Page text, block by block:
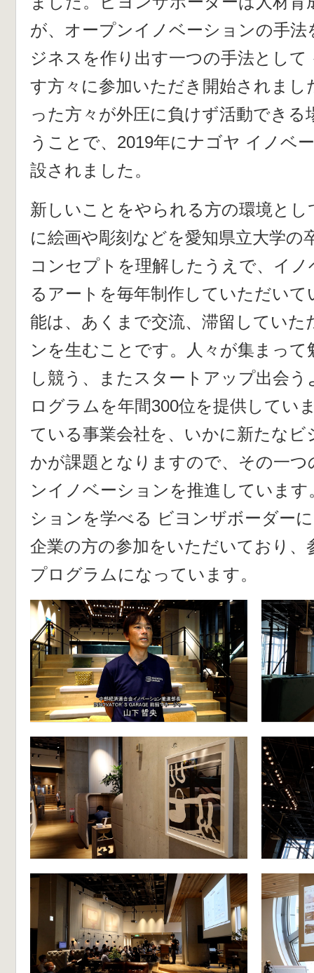
が、オープンイノベーションの手
ジネスを作り出す一つの手法とし
す方々に参加いただき開始されまし
った方々が外圧に負けず活動できる
うことで、2019年にナゴヤ イノベ
設されました。
新しいことをやられる方の環境とし
に絵画や彫刻などを愛知県立大学の
コンセプトを理解したうえで、イ
るアートを毎年制作していただい
能は、あくまで交流、滞留していた
ンを生むことです。人々が集まって
し競う、またスタートアップ出会
ログラムを年間300位を提供してい
ている事業会社を、いかに新たな
かが課題となりますので、その一
ンイノベーションを推進していま
ションを学べる ビヨンザボーダー
企業の方の参加をいただいており、
プログラムになっています。